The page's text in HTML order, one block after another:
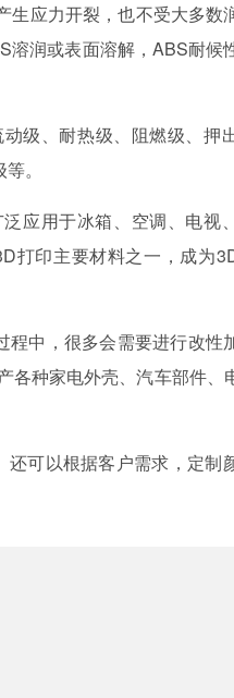
生应力开裂，也不受大多数
溶润或表面溶解，ABS耐候
级、耐热级、阻燃级、押
。
应用于冰箱、空调、电视
打印主要材料之一，成为
中，很多会需要进行改性
各种家电外壳、汽车部件、
可以根据客户需求，定制